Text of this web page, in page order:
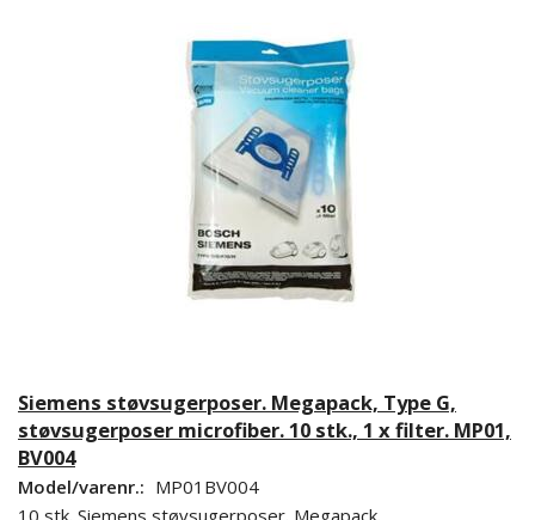
Siemens støvsugerposer. Megapack, Type G,
støvsugerposer microfiber. 10 stk., 1 x filter. MP01,
BV004
Model/varenr.: MP01BV004